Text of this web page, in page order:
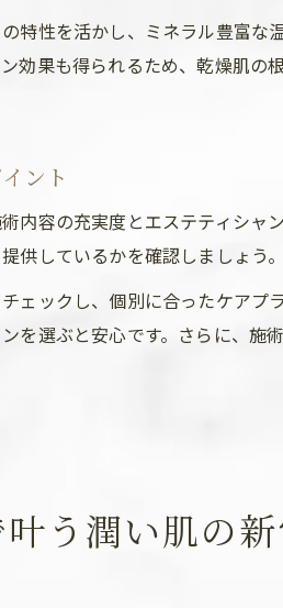
特性を活かし、ミネラル豊富
効果も得られるため、乾燥肌
ント
内容の充実度とエステティシ
供しているかを確認しましょう。
ェックし、個別に合ったケア
を選ぶと安心です。さらに、
う潤い肌の